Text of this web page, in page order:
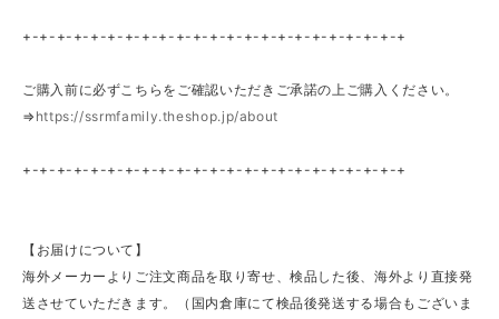
+-+-+-+-+-+-+-+-+-+-+-+-+-+-+-+-+-+-+-+-+-+-+
ご購入前に必ずこちらをご確認いただきご承諾の上ご購入ください。
⇒ https://ssrmfamily.theshop.jp/about
+-+-+-+-+-+-+-+-+-+-+-+-+-+-+-+-+-+-+-+-+-+-+
【お届けについて】
海外メーカーよりご注文商品を取り寄せ、検品した後、海外より直接発
送させていただきます。（国内倉庫にて検品後発送する場合もございま